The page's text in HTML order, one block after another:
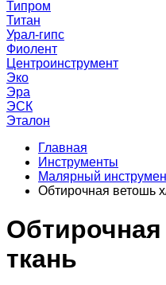
Типром
Титан
Урал-гипс
Фиолент
Центроинструмент
Эко
Эра
ЭСК
Эталон
Главная
Инструменты
Малярный
Обтирочная ветошь
ткань